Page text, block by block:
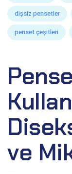
dişsiz pensetler
penset çeşitleri
ve